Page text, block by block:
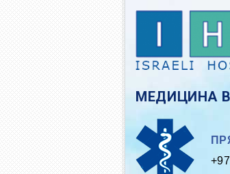
content
МЕДИЦИНА